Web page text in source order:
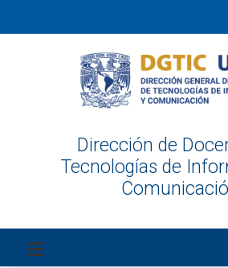
Dirección de
Tecnologías de